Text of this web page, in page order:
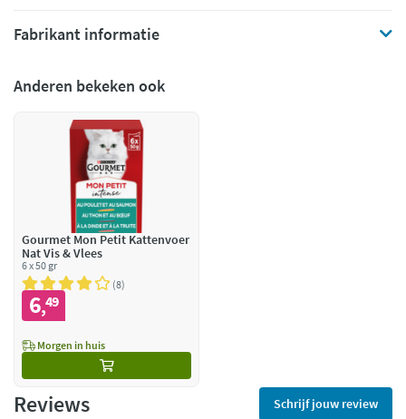
Fabrikant informatie
Anderen bekeken ook
Gourmet Mon Petit Kattenvoer
Nat Vis & Vlees
6 x 50 gr
8
6,49
Morgen in huis
Reviews Schrijf jouw review